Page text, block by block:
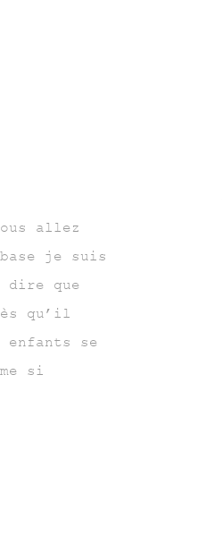
allez
je suis
dire que
qu’il
enfants se
si